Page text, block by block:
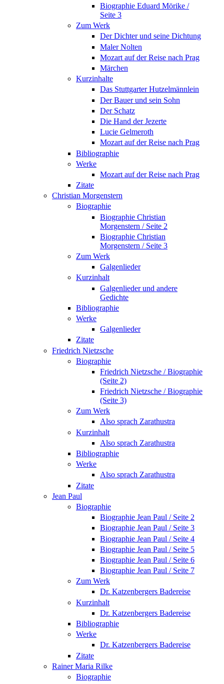
Biographie Eduard Mörike /
Seite 3
Zum Werk
Der Dichter und seine Dichtung
Maler Nolten
Mozart auf der Reise nach Prag
Märchen
Kurzinhalte
Das Stuttgarter Hutzelmännlein
Der Bauer und sein Sohn
Der Schatz
Die Hand der Jezerte
Lucie Gelmeroth
Mozart auf der Reise nach Prag
Bibliographie
Werke
Mozart auf der Reise nach Prag
Zitate
Christian Morgenstern
Biographie
Biographie Christian
Morgenstern / Seite 2
Biographie Christian
Morgenstern / Seite 3
Zum Werk
Galgenlieder
Kurzinhalt
Galgenlieder und andere
Gedichte
Bibliographie
Werke
Galgenlieder
Zitate
Friedrich Nietzsche
Biographie
Friedrich Nietzsche / Biographie
(Seite 2)
Friedrich Nietzsche / Biographie
(Seite 3)
Zum Werk
Also sprach Zarathustra
Kurzinhalt
Also sprach Zarathustra
Bibliographie
Werke
Also sprach Zarathustra
Zitate
Jean Paul
Biographie
Biographie Jean Paul / Seite 2
Biographie Jean Paul / Seite 3
Biographie Jean Paul / Seite 4
Biographie Jean Paul / Seite 5
Biographie Jean Paul / Seite 6
Biographie Jean Paul / Seite 7
Zum Werk
Dr. Katzenbergers Badereise
Kurzinhalt
Dr. Katzenbergers Badereise
Bibliographie
Werke
Dr. Katzenbergers Badereise
Zitate
Rainer Maria Rilke
Biographie